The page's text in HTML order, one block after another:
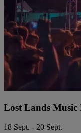
Lost Lands Music
18 Sept. - 20 Sept.